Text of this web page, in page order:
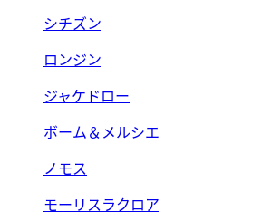
シチズン
ロンジン
ジャケドロー
ボーム＆メルシエ
ノモス
モーリスラクロア